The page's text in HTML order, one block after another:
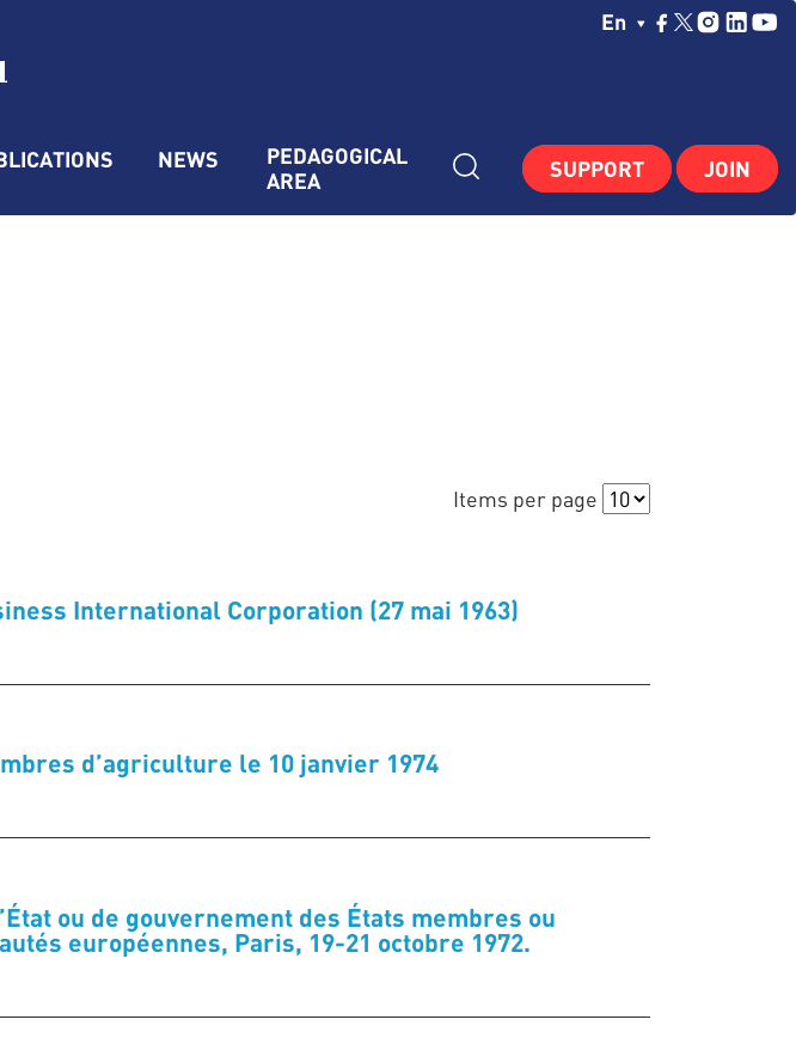
Choisissez Votre
En
NEWS
PEDAGOGICAL
AREA
SUPPORT JOIN
Items per page
International Corporation (27 mai 1963)
d’agriculture le 10 janvier 1974
ou de gouvernement des États membres ou
européennes, Paris, 19-21 octobre 1972.